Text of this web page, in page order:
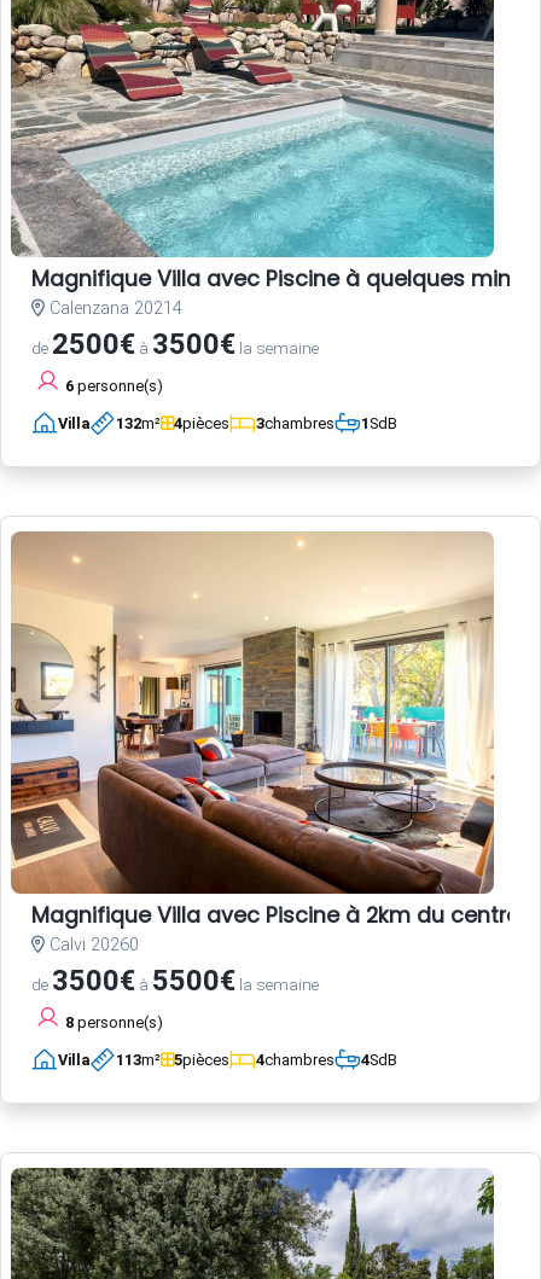
Magnifique Villa avec Piscine à quelques
Calenzana 20214
de 2500€ à 3500€ la semaine
6 personne(s)
Villa 132m² 4pièces 3chambres 1SdB
Magnifique Villa avec Piscine à 2km du centre-
Calvi 20260
de 3500€ à 5500€ la semaine
8 personne(s)
Villa 113m² 5pièces 4chambres 4SdB